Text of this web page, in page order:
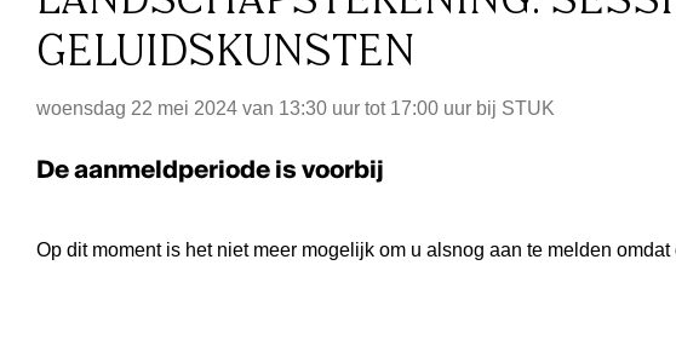
GELUIDSKUNSTEN
woensdag 22 mei 2024 van 13:30 uur tot 17:00 uur bij STUK
De aanmeldperiode is voorbij
Op dit moment is het niet meer mogelijk om u alsnog aan te melden